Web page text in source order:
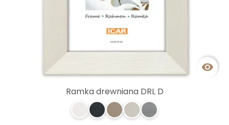

Ramka drewniana DRL D